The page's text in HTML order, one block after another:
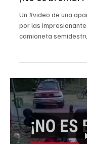
18 jul
Catatumbo
¡No es